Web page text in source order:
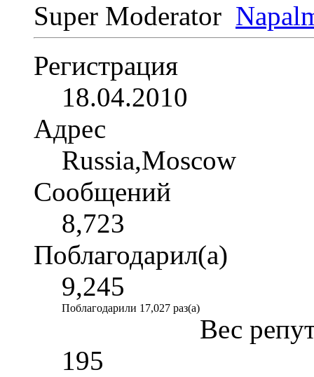
Super Moderator
Регистрация
18.04.2010
Адрес
Russia,Moscow
Сообщений
8,723
Поблагодарил(а)
9,245
Поблагодарили 17,027 раз(а)
Вес
195